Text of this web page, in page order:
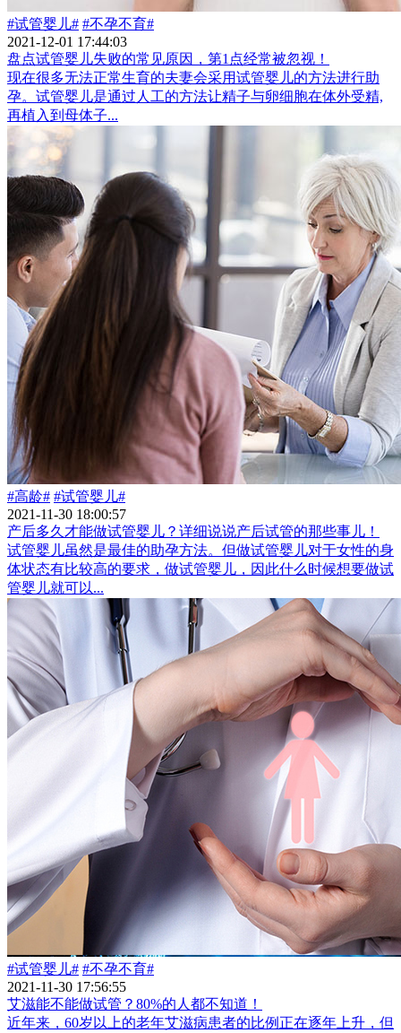
#试管婴儿# #不孕不育#
2021-12-01 17:44:03
盘点试管婴儿失败的常见原因，第1点经常被忽视！
现在很多无法正常生育的夫妻会采用试管婴儿的方法进行助
孕。试管婴儿是通过人工的方法让精子与卵细胞在体外受精,
再植入到母体子...
#高龄# #试管婴儿#
2021-11-30 18:00:57
产后多久才能做试管婴儿？详细说说产后试管的那些事儿！
试管婴儿虽然是最佳的助孕方法。但做试管婴儿对于女性的身
体状态有比较高的要求，做试管婴儿，因此什么时候想要做试
管婴儿就可以...
#试管婴儿# #不孕不育#
2021-11-30 17:56:55
艾滋能不能做试管？80%的人都不知道！
近年来，60岁以上的老年艾滋病患者的比例正在逐年上升，但